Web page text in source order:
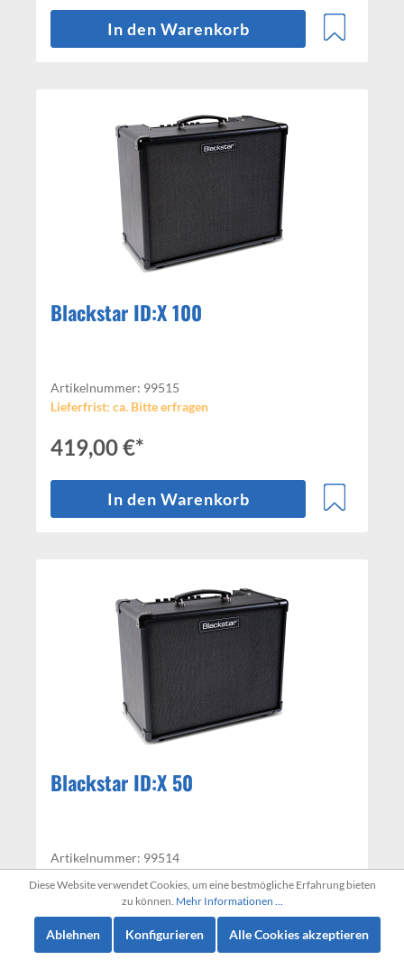
In den Warenkorb
Blackstar ID:X 100
Artikelnummer: 99515
Lieferfrist: ca. Bitte erfragen
419,00 €*
In den Warenkorb
Blackstar ID:X 50
Artikelnummer: 99514
329,00 €*
Diese Website verwendet Cookies, um eine bestmögliche Erfahrung bieten
zu können. Mehr Informationen ...
Ablehnen Konfigurieren Alle Cookies akzeptieren